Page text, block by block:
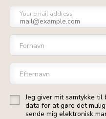
Your email address
Fornavn
Efternavn
Jeg giver mit samtykke
data for at gøre det
sende mig elektronisk